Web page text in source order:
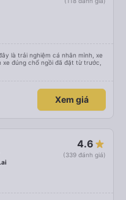
là trải nghiệm cá nhân mình, xe
đúng chổ ngồi đã đặt từ trước,
Xem giá
4.6
(339 đánh giá)